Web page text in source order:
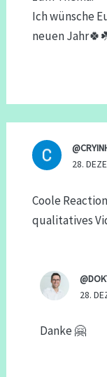
Ich wünsche
neuen
28.
Coole
qualitatives
28.
Danke 🤗